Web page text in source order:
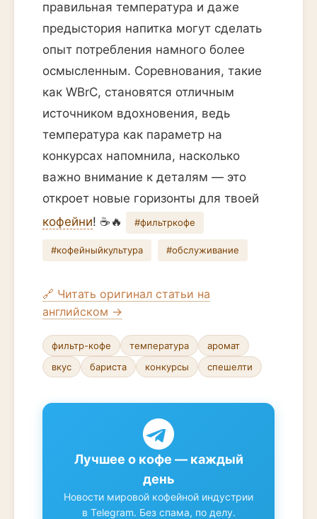
правильная температура и даже
предыстория напитка могут сделать
опыт потребления намного более
осмысленным. Соревнования, такие
как WBrC, становятся отличным
источником вдохновения, ведь
температура как параметр на
конкурсах напомнила, насколько
важно внимание к деталям — это
откроет новые горизонты для твоей
кофейни! ☕️🔥 #фильтркофе
#кофейныйкультура #обслуживание
🔗 Читать оригинал статьи на
английском →
фильтр-кофе температура
аромат
вкус
бариста конкурсы спешелти
Лучшее о кофе — каждый
день
Новости мировой кофейной индустрии
в Telegram. Без спама, по делу.